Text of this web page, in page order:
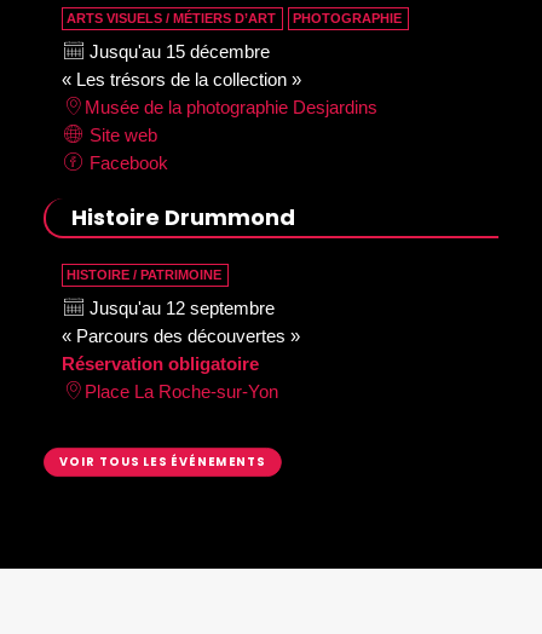
ARTS VISUELS / MÉTIERS D’ART PHOTOGRAPHIE
Jusqu'au 15 décembre
« Les trésors de la collection »
Musée de la photographie Desjardins
Site web
Facebook
Histoire Drummond
HISTOIRE / PATRIMOINE
Jusqu'au 12 septembre
« Parcours des découvertes »
Réservation obligatoire
Place La Roche-sur-Yon
VOIR TOUS LES ÉVÉNEMENTS